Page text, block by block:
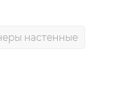
настенные